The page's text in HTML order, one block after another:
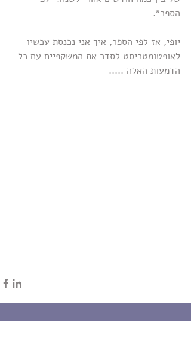
הספר״.
יופי, אז לפי הספר, איך אני נכנסת עכשיו
לאופטומטריסט לסדר את המשקפיים עם כל
הדמעות האלה .....